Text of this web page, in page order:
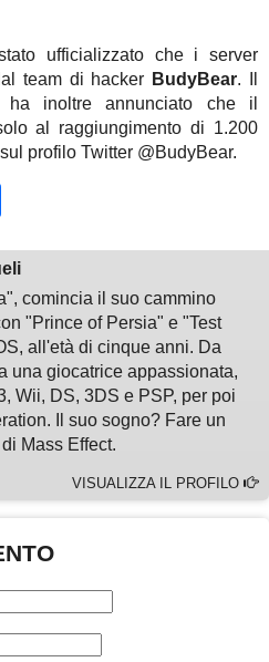
ufficializzato che i server
team di hacker BudyBear. Il
ha inoltre annunciato che il
al raggiungimento di 1.200
profilo Twitter @BudyBear.
comincia il suo cammino
"Prince of Persia" e "Test
all'età di cinque anni. Da
una giocatrice appassionata,
Wii, DS, 3DS e PSP, per poi
Il suo sogno? Fare un
Mass Effect.
VISUALIZZA IL PROFILO